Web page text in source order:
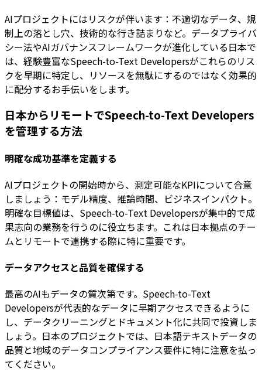
AIプロジェクトにはリスクが伴います：不適切なデータ、規
制上の落とし穴、技術的な行き詰まりなど。データプライバ
シー法やAIガバナンスフレームワークが進化している日本で
は、経験豊富なSpeech-to-Text Developersがこれらのリス
クを早期に特定し、リソースを無駄にするのではなく効果的
に配分するお手伝いをします。
日本からリモートでSpeech-to-Text Developers
を管理する方法
明確な成功基準を定義する
AIプロジェクトの開始時から、測定可能なKPIについて合意
しましょう：モデル精度、推論時間、ビジネスインパクト。
明確な目標値は、Speech-to-Text Developersが集中的で成
果志向の業務を行うのに役立ちます。これは日本拠点のチー
ムとリモートで連携する際に特に重要です。
データアクセスと品質を確保する
最高のAIもデータの質次第です。Speech-to-Text
Developersが代表的なデータに早期アクセスできるように
し、データクリーニングとドキュメント化に共同で投資しま
しょう。日本のプロジェクトでは、日本語テキストデータの
品質と地域のデータコンプライアンス要件に特に注意を払っ
てください。